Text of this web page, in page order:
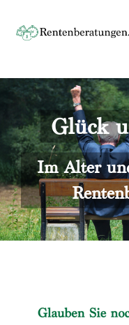
content
Startseite
Rente
Rentenberater
Über uns
Kontakt
Glück
Im Alter